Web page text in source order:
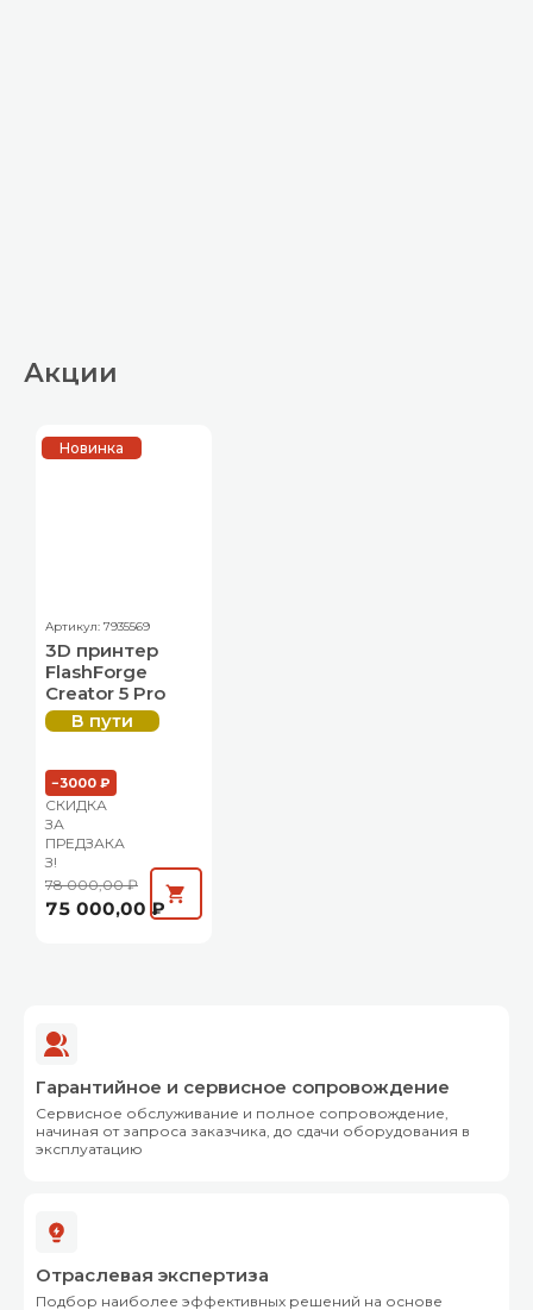
Акции
Новинка
Артикул: 7935569
3D принтер
FlashForge
Creator 5 Pro
В пути
−3000 ₽
СКИДКА
ЗА
ПРЕДЗАКА
З!
78 000,00 ₽
75 000,00 ₽
Гарантийное и сервисное сопровождение
Сервисное обслуживание и полное сопровождение,
начиная от запроса заказчика, до сдачи оборудования в
эксплуатацию
Отраслевая экспертиза
Подбор наиболее эффективных решений на основе